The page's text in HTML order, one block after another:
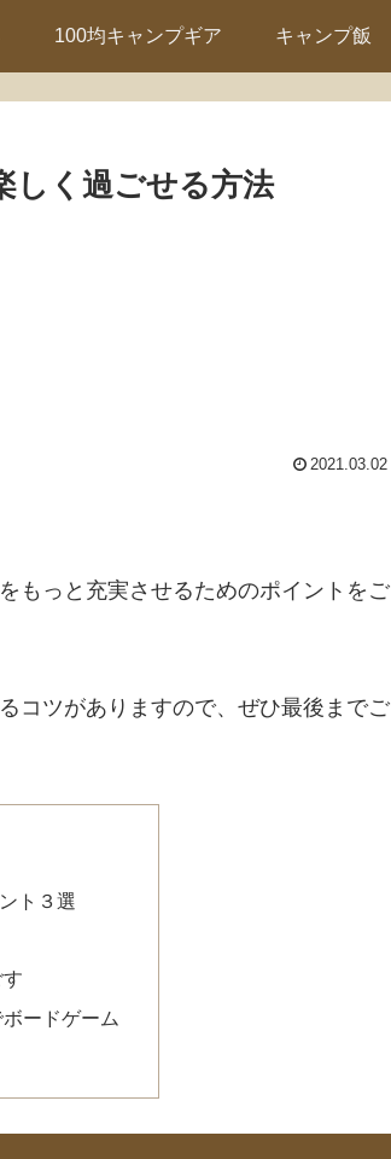
100均キャンプギア キャンプ飯
しく過ごせる方法
2021.03.02
もっと充実させるためのポイントをご
コツがありますので、ぜひ最後までご
ト３選
ードゲーム